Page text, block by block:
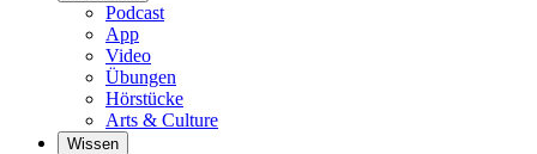
Podcast
App
Video
Übungen
Hörstücke
Arts & Culture
Wissen